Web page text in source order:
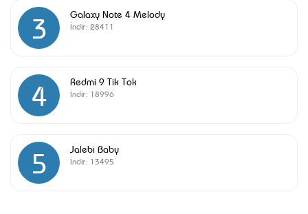
3 Galaxy Note 4 Melody
İndir: 28411
4 Redmi 9 Tik Tok
İndir: 18996
5 Jalebi Baby
İndir: 13495